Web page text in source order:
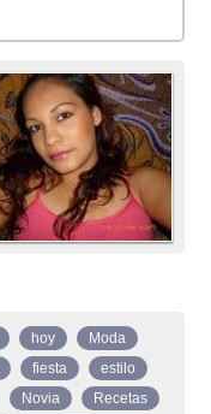
hoy
Moda
fiesta
estilo
Novia
Recetas